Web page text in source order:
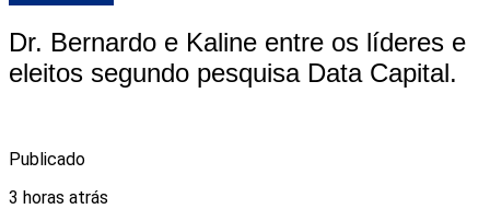
Dr. Bernardo e Kaline entre os líderes e
eleitos segundo pesquisa Data Capital.
Publicado
3 horas atrás